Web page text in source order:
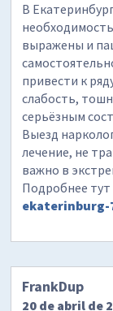
В
выражены и
привести к
слабость,
серьёзным
Выезд
лечение, не
важно в
Подробнее тут
ekaterinburg-
FrankDup
20 de abril de